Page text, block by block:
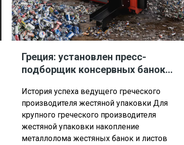
Греция: установлен пресс-
подборщик консервных банок
История успеха ведущего греческого
производителя жестяной упаковки Для
крупного греческого производителя
жестяной упаковки накопление
металлолома жестяных банок и листов